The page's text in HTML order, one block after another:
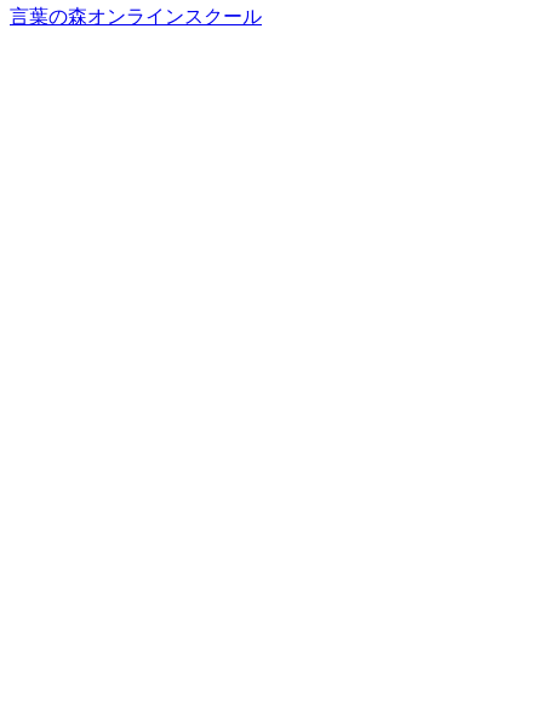
言葉の森オンラインスクール